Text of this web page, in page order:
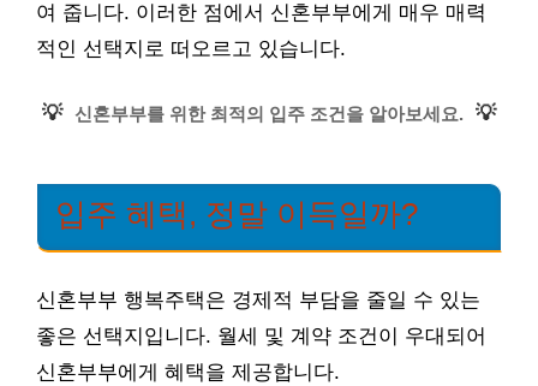
여 줍니다. 이러한 점에서 신혼부부에게 매우 매력
적인 선택지로 떠오르고 있습니다.
💡 신혼부부를 위한 최적의 입주 조건을 알아보세요. 💡
입주 혜택, 정말 이득일까?
신혼부부 행복주택은 경제적 부담을 줄일 수 있는
좋은 선택지입니다. 월세 및 계약 조건이 우대되어
신혼부부에게 혜택을 제공합니다.